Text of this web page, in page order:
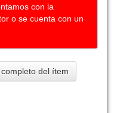
con la
o se cuenta con un
del ítem